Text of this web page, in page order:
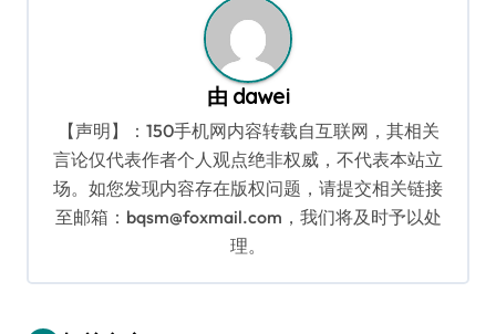
由 dawei
【声明】：150手机网内容转载自互联网，其相关
言论仅代表作者个人观点绝非权威，不代表本站立
场。如您发现内容存在版权问题，请提交相关链接
至邮箱：bqsm@foxmail.com，我们将及时予以处
理。